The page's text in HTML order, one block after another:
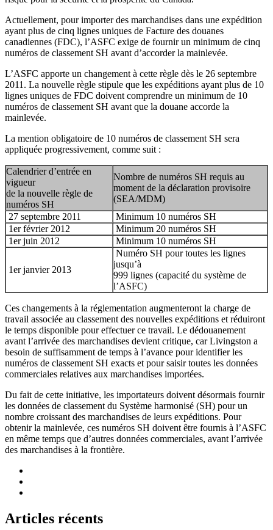
Actuellement, pour importer des marchandises dans une expédition
ayant plus de cinq lignes uniques de Facture des douanes
canadiennes (FDC), l’ASFC exige de fournir un minimum de cinq
numéros de classement SH avant d’accorder la mainlevée.
L’ASFC apporte un changement à cette règle dès le 26 septembre
2011. La nouvelle règle stipule que les expéditions ayant plus de 10
lignes uniques de FDC doivent comprendre un minimum de 10
numéros de classement SH avant que la douane accorde la
mainlevée.
La mention obligatoire de 10 numéros de classement SH sera
appliquée progressivement, comme suit :
Calendrier d’entrée en
vigueur
de la nouvelle règle de
numéros SH
Nombre de numéros SH requis au
moment de la déclaration provisoire
(SEA/MDM)
27 septembre 2011
Minimum 10 numéros SH
1er février 2012
Minimum 20 numéros SH
1er juin 2012
Minimum 10 numéros SH
1er janvier 2013
Numéro SH pour toutes les lignes
jusqu’à
999 lignes (capacité du système de
l’ASFC)
Ces changements à la réglementation augmenteront la charge de
travail associée au classement des nouvelles expéditions et réduiront
le temps disponible pour effectuer ce travail. Le dédouanement
avant l’arrivée des marchandises devient critique, car Livingston a
besoin de suffisamment de temps à l’avance pour identifier les
numéros de classement SH exacts et pour saisir toutes les données
commerciales relatives aux marchandises importées.
Du fait de cette initiative, les importateurs doivent désormais fournir
les données de classement du Système harmonisé (SH) pour un
nombre croissant des marchandises de leurs expéditions. Pour
obtenir la mainlevée, ces numéros SH doivent être fournis à l’ASFC
en même temps que d’autres données commerciales, avant l’arrivée
des marchandises à la frontière.
Articles récents